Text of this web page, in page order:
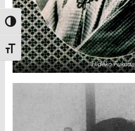
Toggle High Contrast
Toggle Font size
Hideko Fukuda